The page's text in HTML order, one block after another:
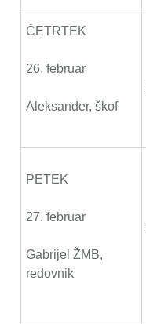
ČETRTEK
26. februar
Aleksander, škof
PETEK
27. februar
Gabrijel ŽMB,
redovnik